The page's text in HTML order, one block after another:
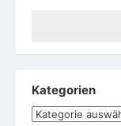
Kategorien
Kategorien